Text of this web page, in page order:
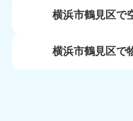
横浜市鶴見区で
横浜市鶴見区で